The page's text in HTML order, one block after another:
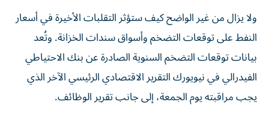
ولا يزال من غير الواضح كيف ستؤثر التقلبات الأخيرة في أسعار
النفط على توقعات التضخم وأسواق سندات الخزانة. وتُعد
بيانات توقعات التضخم السنوية الصادرة عن بنك الاحتياطي
الفيدرالي في نيويورك التقرير الاقتصادي الرئيسي الآخر الذي
يجب مراقبته يوم الجمعة، إلى جانب تقرير الوظائف.